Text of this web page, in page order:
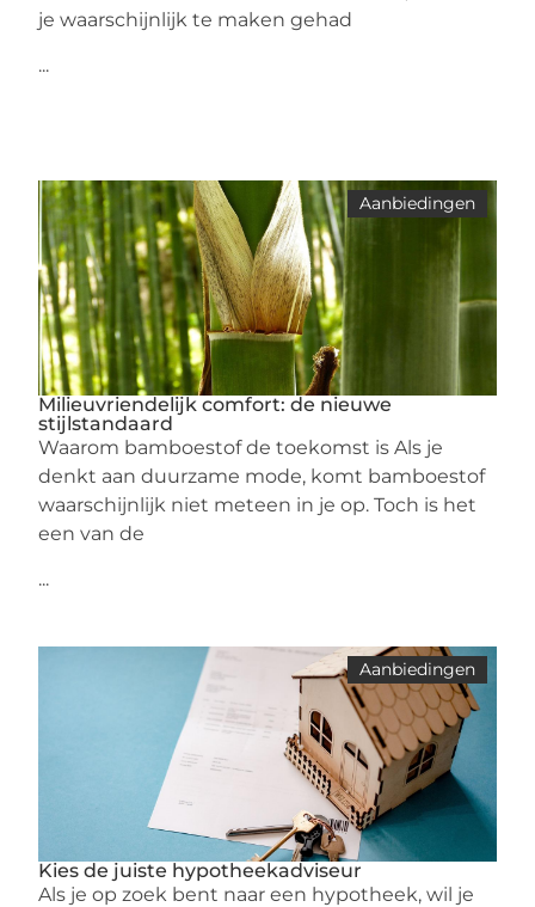
je waarschijnlijk te maken gehad
...
Aanbiedingen
Milieuvriendelijk comfort: de nieuwe
stijlstandaard
Waarom bamboestof de toekomst is Als je
denkt aan duurzame mode, komt bamboestof
waarschijnlijk niet meteen in je op. Toch is het
een van de
...
Aanbiedingen
Kies de juiste hypotheekadviseur
Als je op zoek bent naar een hypotheek, wil je